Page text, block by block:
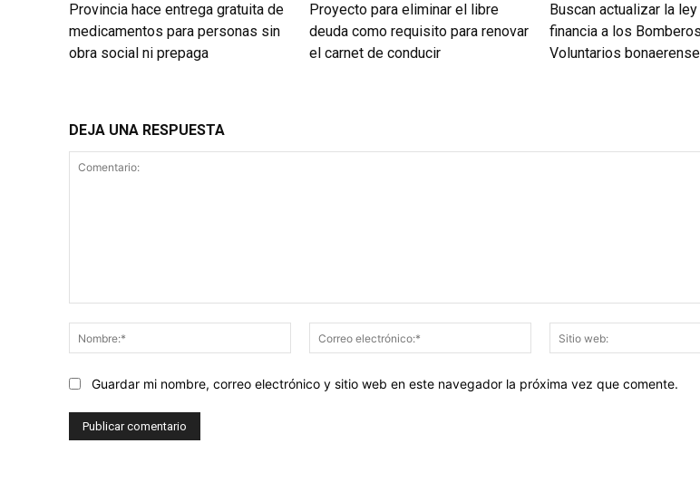
Provincia hace entrega gratuita de
medicamentos para personas sin
obra social ni prepaga
Proyecto para eliminar el libre
deuda como requisito para renovar
el carnet de conducir
Buscan actualizar la
financia a los Bomberos
Voluntarios
DEJA UNA RESPUESTA
Nombre:*
Correo
electrónico:*
Guardar mi nombre, correo electrónico y sitio web en este navegador la próxima vez que comente.